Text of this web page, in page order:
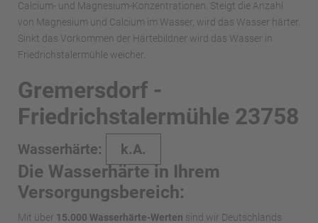
Calcium- und Magnesium-Konzentrationen. Steigt die Anzahl
von Magnesium und Calcium im Wasser, wird das Wasser härter.
Sinkt das Vorkommen der Härtebildner wird das Wasser in
Friedrichstalermühle weicher.
Gremersdorf -
Friedrichstalermühle 23758
Wasserhärte: k.A.
Die Wasserhärte in Ihrem
Versorgungsbereich:
Mit über 15.000 Wasserhärte-Werten sind wir Deutschlands